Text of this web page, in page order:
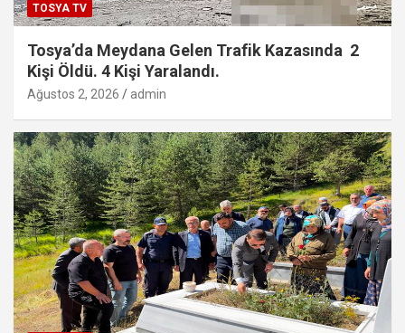
TOSYA TV
Tosya’da Meydana Gelen Trafik Kazasında 2
Kişi Öldü. 4 Kişi Yaralandı.
Ağustos 2, 2026 admin